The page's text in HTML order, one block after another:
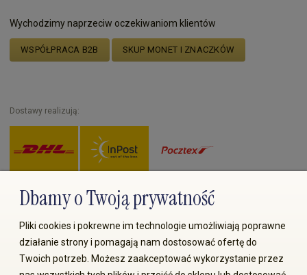
Wychodzimy naprzeciw oczekiwaniom klientów
WSPÓŁPRACA B2B SKUP MONET I ZNACZKÓW
Dostawy realizują:
Zapłać przez:
Dbamy o Twoją prywatność
Pliki cookies i pokrewne im technologie umożliwiają poprawne
działanie strony i pomagają nam dostosować ofertę do
Twoich potrzeb. Możesz zaakceptować wykorzystanie przez